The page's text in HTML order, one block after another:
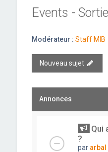
Events -
Modérateur : Staff MIB
Nouveau sujet
Annonces
Qui
?
par arbal